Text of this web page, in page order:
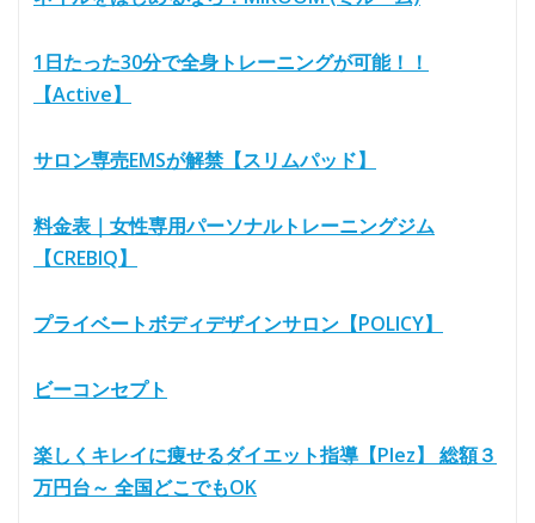
1日たった30分で全身トレーニングが可能！！
【Active】
サロン専売EMSが解禁【スリムパッド】
料金表｜女性専用パーソナルトレーニングジム
【CREBIQ】
プライベートボディデザインサロン【POLICY】
ビーコンセプト
楽しくキレイに痩せるダイエット指導【Plez】 総額３
万円台～ 全国どこでもOK